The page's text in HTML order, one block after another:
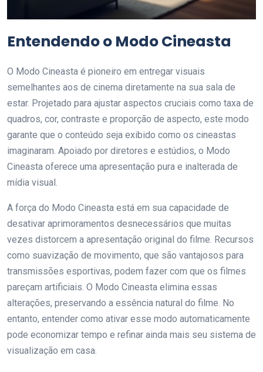
Entendendo o Modo Cineasta
O Modo Cineasta é pioneiro em entregar visuais
semelhantes aos de cinema diretamente na sua sala de
estar. Projetado para ajustar aspectos cruciais como taxa de
quadros, cor, contraste e proporção de aspecto, este modo
garante que o conteúdo seja exibido como os cineastas
imaginaram. Apoiado por diretores e estúdios, o Modo
Cineasta oferece uma apresentação pura e inalterada de
mídia visual.
A força do Modo Cineasta está em sua capacidade de
desativar aprimoramentos desnecessários que muitas
vezes distorcem a apresentação original do filme. Recursos
como suavização de movimento, que são vantajosos para
transmissões esportivas, podem fazer com que os filmes
pareçam artificiais. O Modo Cineasta elimina essas
alterações, preservando a essência natural do filme. No
entanto, entender como ativar esse modo automaticamente
pode economizar tempo e refinar ainda mais seu sistema de
visualização em casa.